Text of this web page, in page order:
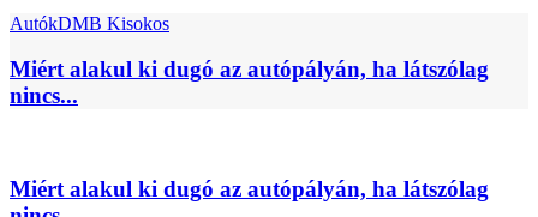
AutókDMB Kisokos
Miért alakul ki dugó az autópályán, ha látszólag
nincs...
Miért alakul ki dugó az autópályán, ha látszólag